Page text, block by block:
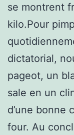
se montrent
kilo.Pour
dictatorial,
pageot, un
sale en un
d’une bonne
four. Au